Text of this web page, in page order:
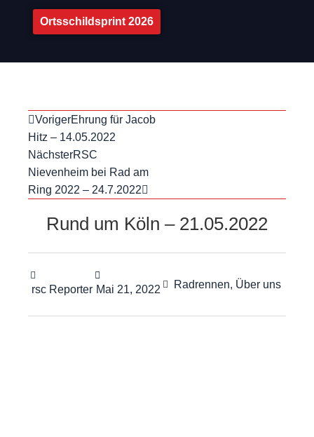
Ortsschildsprint 2026
VorigerEhrung für Jacob
Hitz – 14.05.2022
NächsterRSC
Nievenheim bei Rad am
Ring 2022 – 24.7.2022
Rund um Köln – 21.05.2022
rsc Reporter Mai 21, 2022 Radrennen, Über uns